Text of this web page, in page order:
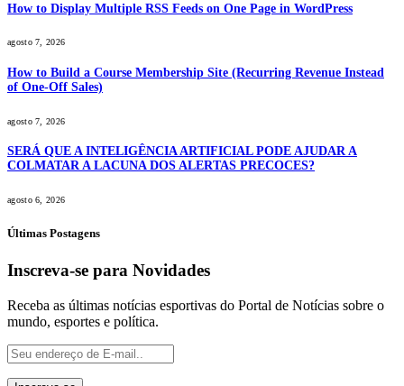
How to Display Multiple RSS Feeds on One Page in WordPress
agosto 7, 2026
How to Build a Course Membership Site (Recurring Revenue Instead
of One-Off Sales)
agosto 7, 2026
SERÁ QUE A INTELIGÊNCIA ARTIFICIAL PODE AJUDAR A
COLMATAR A LACUNA DOS ALERTAS PRECOCES?
agosto 6, 2026
Últimas Postagens
Inscreva-se para Novidades
Receba as últimas notícias esportivas do Portal de Notícias sobre o
mundo, esportes e política.